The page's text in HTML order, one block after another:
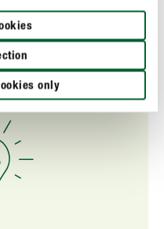
only
wilgoć,
przed wzrostem